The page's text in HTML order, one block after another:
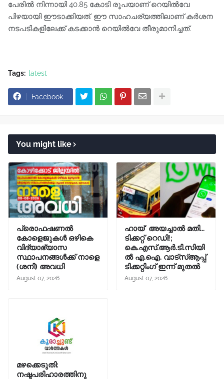
പേരിൽ നിന്നായി 40.85 കോടി രൂപയാണ് റെയിൽവേ
പിഴയായി ഈടാക്കിയത്. ഈ സാഹചര്യത്തിലാണ് കർശന
നടപടികളിലേക്ക് കടക്കാൻ റെയിൽവേ തീരുമാനിച്ചത്.
Tags: latest
Facebook
You might like
പ്രൊഫഷണൽ
കോളെജുകൾ ഒഴികെ
വിദ്യാഭ്യാസ
സ്ഥാപനങ്ങൾക്ക് നാളെ
(ശനി) അവധി
August 07, 2026
ഹായ്' അയച്ചാല്‍ മതി...
ടിക്കറ്റ് റെഡി!;
കെ.എസ്.ആര്‍.ടി.സിയി
ല്‍ എ.ഐ. വാട്സ്ആപ്പ്
ടിക്കറ്റിംഗ് ഇന്ന് മുതല്‍
August 07, 2026
മഴക്കെടുതി:
നഷ്ടപരിഹാരത്തിനു